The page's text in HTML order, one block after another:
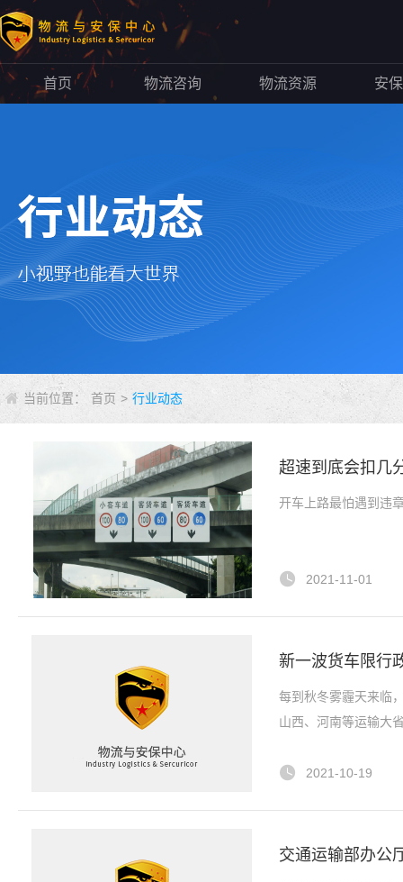
首页 物流咨询 物流资源 安
当前位置： 首页 > 行业动态
超速到底会扣几
开车上路最怕遇到违
2021-11-01
新一波货车限行
每到秋冬雾霾天来临
山西、河南等运输大
2021-10-19
交通运输部办公